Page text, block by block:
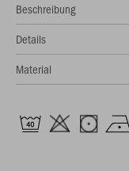
Beschreibung
Details
Material